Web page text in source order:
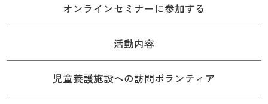
オンラインセミナーに参加する
活動内容
児童養護施設への訪問ボランティア